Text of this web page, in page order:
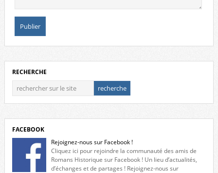
RECHERCHE
FACEBOOK
Rejoignez-nous sur Facebook !
Cliquez ici pour rejoindre la communauté des amis de
Romans Historique sur Facebook ! Un lieu d’actualités,
d’échanges et de partages ! Rejoignez-nous sur